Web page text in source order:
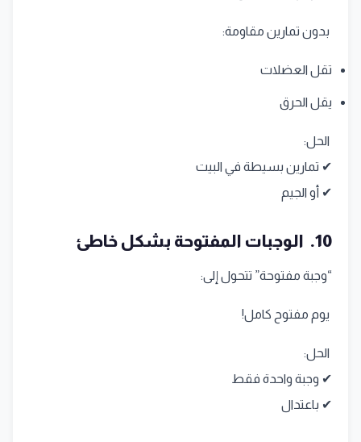
بدون تمارين مقاومة:
تقل العضلات
يقل الحرق
الحل:
✔ تمارين بسيطة في البيت
✔ أو الجيم
10. الوجبات المفتوحة بشكل خاطئ
“وجبة مفتوحة” تتحول إلى:
يوم مفتوح كامل!
الحل:
✔ وجبة واحدة فقط
✔ باعتدال